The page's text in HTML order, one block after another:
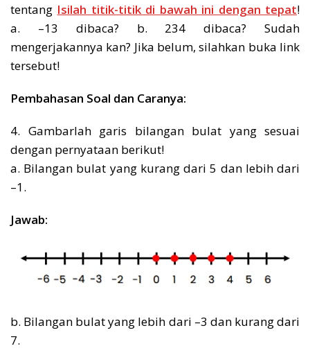
tentang Isilah titik-titik di bawah ini dengan tepat!
a. –13 dibaca? b. 234 dibaca? Sudah
mengerjakannya kan? Jika belum, silahkan buka link
tersebut!
Pembahasan Soal dan Caranya:
4. Gambarlah garis bilangan bulat yang sesuai
dengan pernyataan berikut!
a. Bilangan bulat yang kurang dari 5 dan lebih dari
–1.
Jawab:
b. Bilangan bulat yang lebih dari –3 dan kurang dari
7.